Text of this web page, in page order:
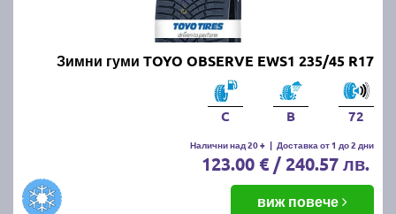
Зимни гуми TOYO OBSERVE EWS1 235/45 R17
C B 72
Налични над 20 + | Доставка от 1 до 2 дни
123.00 € / 240.57 лв.
виж повече